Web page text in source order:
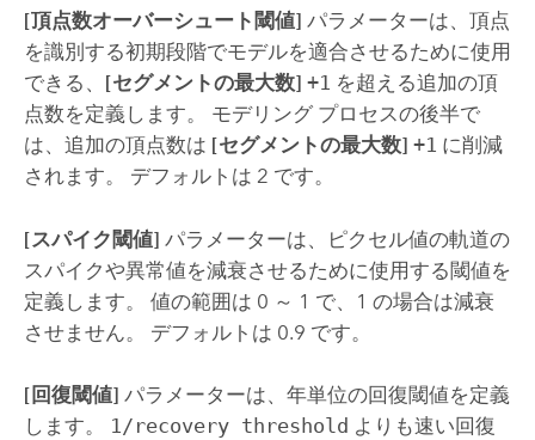
[頂点数オーバーシュート閾値] パラメーターは、頂点
を識別する初期段階でモデルを適合させるために使用
できる、 [セグメントの最大数] +1 を超える追加の頂
点数を定義します。 モデリング プロセスの後半で
は、追加の頂点数は [セグメントの最大数] +1 に削減
されます。 デフォルトは 2 です。
[スパイク閾値] パラメーターは、ピクセル値の軌道の
スパイクや異常値を減衰させるために使用する閾値を
定義します。 値の範囲は 0 ～ 1 で、1 の場合は減衰
させません。 デフォルトは 0.9 です。
[回復閾値] パラメーターは、年単位の回復閾値を定義
します。
1/recovery threshold よりも速い回復